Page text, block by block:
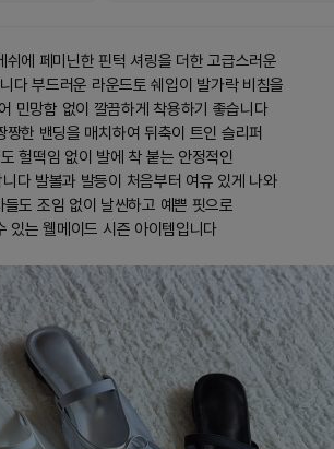
쉬에 페미닌한 핀턱 셔링을 더한 고급스러운
다 부드러운 라운드토 쉐입이 발가락 비침을
민망함 없이 깔끔하게 착용하기 좋습니다
짱한 밴딩을 매치하여 뒤축이 트인 슬리퍼
헐떡임 없이 발에 착 붙는 안정적인
다 발볼과 발등이 처음부터 여유 있게 나와
들도 조임 없이 날씬하고 예쁜 핏으로
있는 웰메이드 시즌 아이템입니다